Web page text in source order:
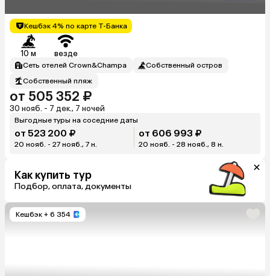
Кешбэк 4% по карте Т-Банка
10 м везде
Сеть отелей Crown&Champa
Собственный остров
Собственный пляж
от 505 352 ₽
30 нояб. - 7 дек., 7 ночей
Выгодные туры на соседние даты
от 523 200 ₽
20 нояб. - 27 нояб., 7 н.
от 606 993 ₽
20 нояб. - 28 нояб., 8 н.
Как купить тур
Подбор, оплата, документы
Кешбэк + 6 354